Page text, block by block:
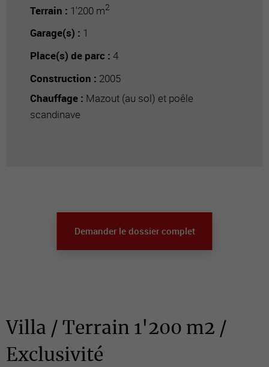
Terrain : 1'200 m2
Garage(s) : 1
Place(s) de parc : 4
Construction : 2005
Chauffage : Mazout (au sol) et poêle
scandinave
Villa / Terrain 1'200 m2 /
Exclusivité
Demander le dossier complet